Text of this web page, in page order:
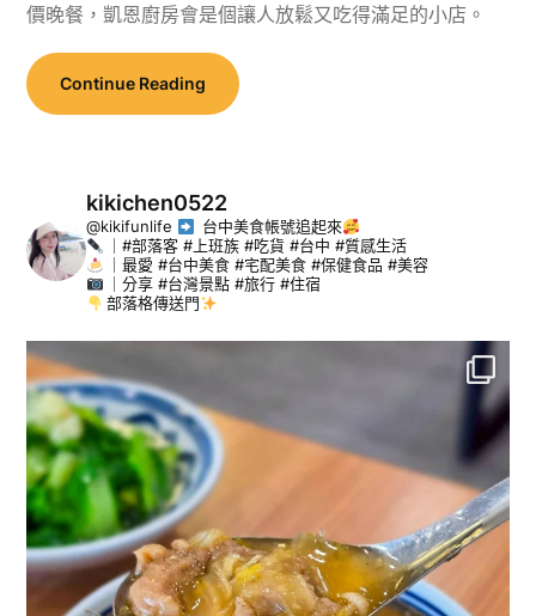
價晚餐，凱恩廚房會是個讓人放鬆又吃得滿足的小店。
Continue Reading
kikichen0522
@kikifunlife
台中美食帳號追起來
｜#部落客 #上班族 #吃貨 #台中 #質感生活
｜最愛 #台中美食 #宅配美食 #保健食品 #美容
｜分享 #台灣景點 #旅行 #住宿
部落格傳送門